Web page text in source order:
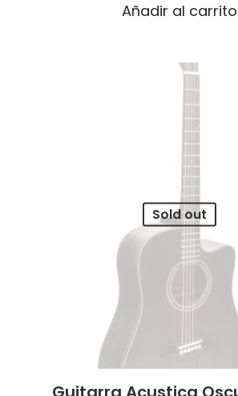
Añadir al carrito
Sold out